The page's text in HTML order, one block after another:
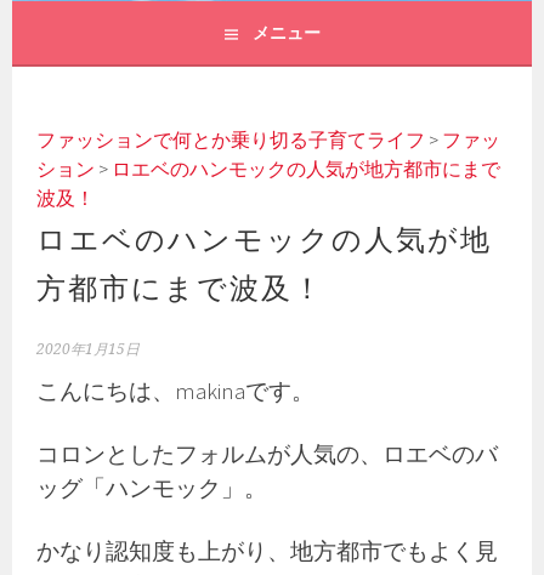
メニュー
ファッションで何とか乗り切る子育てライフ > ファッ
ション > ロエベのハンモックの人気が地方都市にまで
波及！
ロエベのハンモックの人気が地
方都市にまで波及！
2020年1月15日
こんにちは、makinaです。
コロンとしたフォルムが人気の、ロエベのバ
ッグ「ハンモック」。
かなり認知度も上がり、地方都市でもよく見